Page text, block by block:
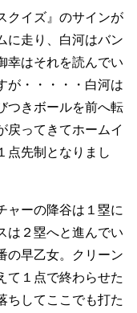
クイズ』のサインが
に走り、白河はバン
幸はそれを読んでい
が・・・・・白河は
つきボールを前へ転
戻ってきてホームイ
点先制となりまし
ャーの降谷は１塁に
は２塁へと進んでい
の早乙女。クリーン
て１点で終わらせた
ちしてここでも打た